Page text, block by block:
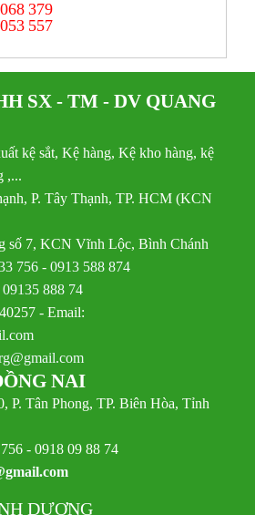
379
557
SX - TM - DV QUANG
kệ sắt, Kệ hàng, Kệ kho hàng, kệ
P. Tây Thạnh, TP. HCM (KCN
số 7, KCN Vĩnh Lộc, Bình Chánh
756 -0913 588 874
09135 888 74
- Email:
NAI
P. Tân Phong, TP. Biên Hòa, Tỉnh
- 0918 09 88 74
DƯƠNG